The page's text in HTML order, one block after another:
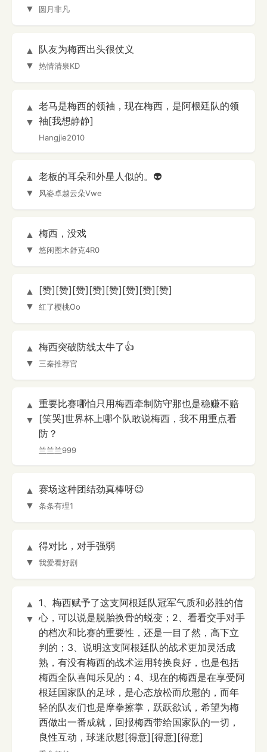
▼
圆月非凡
▲
▼
队友为梅西出头很仗义
热情清泉KD
▲
▼
老马是梅西的领袖，现在梅西，是阿根廷队的领
袖[我想静静]
Hangjie2010
▲
▼
老板的耳朵和外星人似的。👽
风姿卓越云朵Vwe
▲
▼
梅西，没戏
悠闲图木舒克4R0
▲
▼
[赞][赞][赞][赞][赞][赞][赞][赞]
红了樱桃Oo
▲
▼
梅西突破防线太牛了👍
三秦推荐官
▲
▼
重要比赛哪怕只用梅西牵制防守那也是稳赚不赔
[笑哭]世界杯上哪个队敢说梅西，我不用重点看
防？
兰兰兰999
▲
▼
赛场这种团结劲真棒呀😉
条条有理1
▲
▼
得对比，对手强弱
我爱看好剧
▲
▼
1、梅西赋予了这支阿根廷队冠军气质和必胜的信
心，可以说是脱胎换骨的蜕变；2、看看交手对手
的档次和比赛的重要性，还是一目了然，高下立
判的；3、说明这支阿根廷队的战术更加灵活成
熟，有没有梅西的战术运用转换良好，也是包括
梅西全队喜闻乐见的；4、现在的梅西是在享受阿
根廷国家队的足球，是心态放松而欣慰的，而年
轻的队友们也是摩拳擦掌，跃跃欲试，希望为梅
西做出一番成就，回报梅西带给国家队的一切，
良性互动，球迷欣慰[得意][得意][得意]